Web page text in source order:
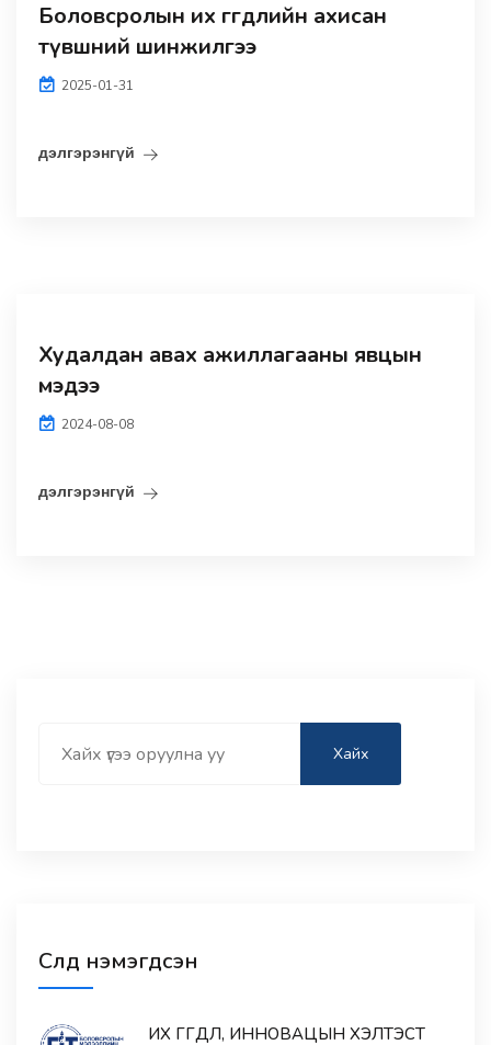
Боловсролын их өгөгдлийн ахисан
түвшний шинжилгээ
2025-01-31
дэлгэрэнгүй
Худалдан авах ажиллагааны явцын
мэдээ
2024-08-08
дэлгэрэнгүй
Хайх
Сүүлд нэмэгдсэн
ИХ ӨГӨГДӨЛ, ИННОВАЦЫН ХЭЛТЭСТ